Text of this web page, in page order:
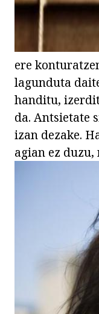
ere
lagunduta
handitu,
da. Antsietate
izan dezake.
agian ez